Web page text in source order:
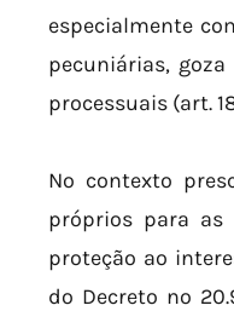
especialmente
pecuniárias,
processuais (art.
No contexto
próprios para
proteção ao
do Decreto nº